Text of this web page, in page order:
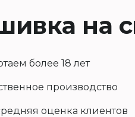
на
более 18 лет
производство
оценка клиентов